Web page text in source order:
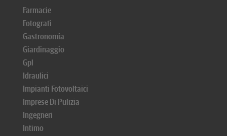
Farmacie
Fotografi
Gastronomia
Giardinaggio
Gpl
Idraulici
Impianti Fotovoltaici
Imprese Di Pulizia
Ingegneri
Intimo